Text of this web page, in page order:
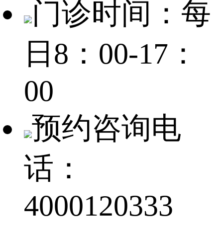
门诊时间：每
日8：00-17：
00
预约咨询电
话：
4000120333